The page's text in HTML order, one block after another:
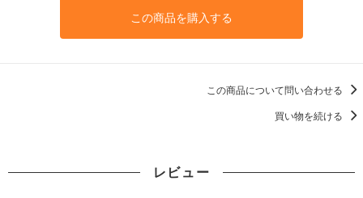
この商品を購入する
この商品について問い合わせる
買い物を続ける
レビュー